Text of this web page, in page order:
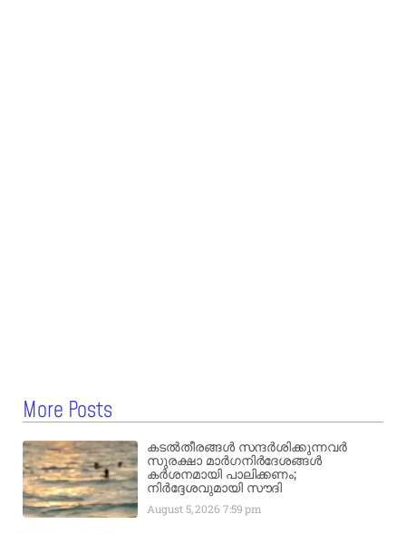
More Posts
കടൽതീരങ്ങൾ സന്ദർശിക്കുന്നവർ
സുരക്ഷാ മാർഗനിർദേശങ്ങൾ
കർശനമായി പാലിക്കണം;
നിർദ്ദേശവുമായി സൗദി
August 5, 2026 7:59 pm